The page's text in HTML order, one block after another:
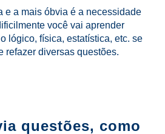
e a mais óbvia é a necessidade
você vai aprender
lógico, física, estatística, etc. se
refazer diversas questões.
questões, como